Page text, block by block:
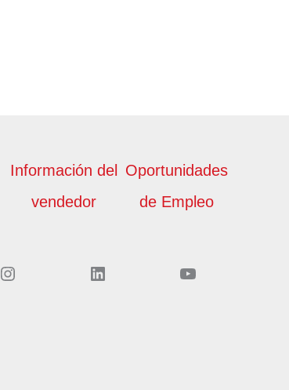
Información del
vendedor
Oportunidades
de Empleo
Instagram LinkedIn YouTube